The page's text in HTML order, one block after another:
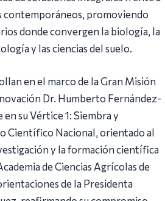
contemporáneos, promoviendo
donde convergen la biología, la
y las ciencias del suelo.
en el marco de la Gran Misión
Dr. Humberto Fernández-
su Vértice 1: Siembra y
Científico Nacional, orientado al
y la formación científica
de Ciencias Agrícolas de
de la Presidenta